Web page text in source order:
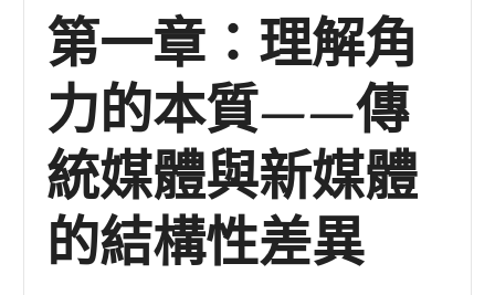
第一章：理解角
力的本質——傳
統媒體與新媒體
的結構性差異